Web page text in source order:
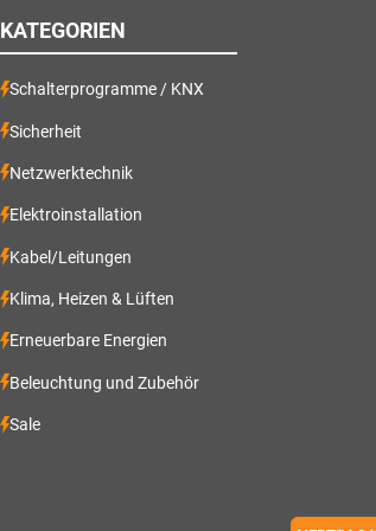
KATEGORIEN
Schalterprogramme / KNX
Sicherheit
Netzwerktechnik
Elektroinstallation
Kabel/Leitungen
Klima, Heizen & Lüften
Erneuerbare Energien
Beleuchtung und Zubehör
Sale